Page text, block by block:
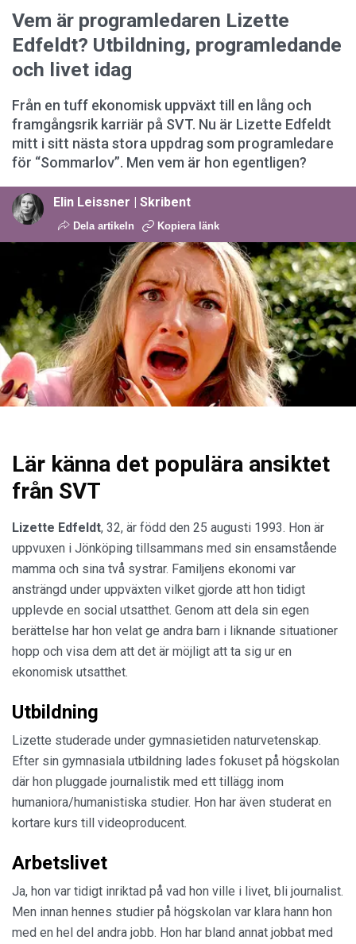
Vem är programledaren Lizette
Edfeldt? Utbildning, programledande
och livet idag
Från en tuff ekonomisk uppväxt till en lång och
framgångsrik karriär på SVT. Nu är Lizette Edfeldt
mitt i sitt nästa stora uppdrag som programledare
för “Sommarlov”. Men vem är hon egentligen?
Elin Leissner | Skribent
Dela artikeln Kopiera länk
Lär känna det populära ansiktet
från SVT
Lizette Edfeldt, 32, är född den 25 augusti 1993. Hon är
uppvuxen i Jönköping tillsammans med sin ensamstående
mamma och sina två systrar. Familjens ekonomi var
ansträngd under uppväxten vilket gjorde att hon tidigt
upplevde en social utsatthet. Genom att dela sin egen
berättelse har hon velat ge andra barn i liknande situationer
hopp och visa dem att det är möjligt att ta sig ur en
ekonomisk utsatthet.
Utbildning
Lizette studerade under gymnasietiden naturvetenskap.
Efter sin gymnasiala utbildning lades fokuset på högskolan
där hon pluggade journalistik med ett tillägg inom
humaniora/humanistiska studier. Hon har även studerat en
kortare kurs till videoproducent.
Arbetslivet
Ja, hon var tidigt inriktad på vad hon ville i livet, bli journalist.
Men innan hennes studier på högskolan var klara hann hon
med en hel del andra jobb. Hon har bland annat jobbat med